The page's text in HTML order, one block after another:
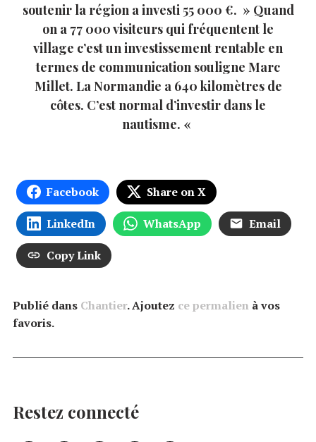
soutenir la région a investi 55 000 €. » Quand
on a 77 000 visiteurs qui fréquentent le
village c’est un investissement rentable en
termes de communication souligne Marc
Millet. La Normandie a 640 kilomètres de
côtes. C’est normal d’investir dans le
nautisme. «
Facebook Share on X
LinkedIn WhatsApp Email
Copy Link
Publié dans Chantier. Ajoutez ce permalien à vos
favoris.
Restez connecté